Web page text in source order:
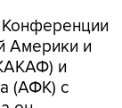
Америки и
и
(АФК) с